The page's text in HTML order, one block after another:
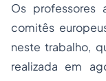
Os professores
comitês
neste trabalho,
realizada em